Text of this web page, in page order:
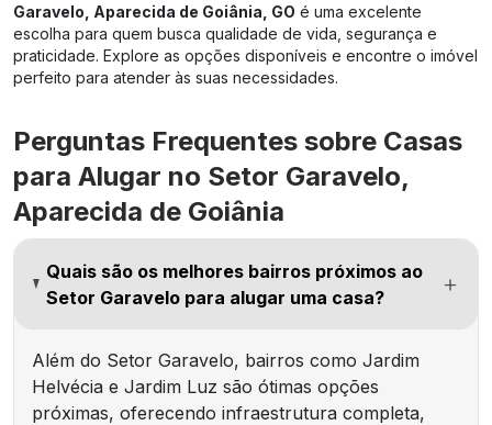
Garavelo, Aparecida de Goiânia, GO é uma excelente
escolha para quem busca qualidade de vida, segurança e
praticidade. Explore as opções disponíveis e encontre o imóvel
perfeito para atender às suas necessidades.
Perguntas Frequentes sobre Casas
para Alugar no Setor Garavelo,
Aparecida de Goiânia
Quais são os melhores bairros próximos ao
Setor Garavelo para alugar uma casa?
Além do Setor Garavelo, bairros como Jardim
Helvécia e Jardim Luz são ótimas opções
próximas, oferecendo infraestrutura completa,